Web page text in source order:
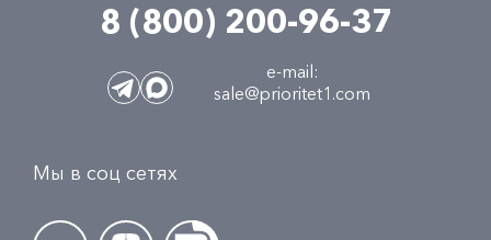
8 (800) 200-96-37
e-mail:
sale@prioritet1.com
Мы в соц сетях